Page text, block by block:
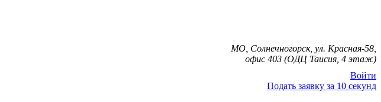
МО, Солнечногорск, ул. Красная-58,
офис 403 (ОДЦ Таисия, 4 этаж)
Войти
Подать заявку за 10 секунд